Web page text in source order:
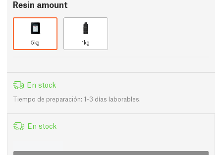
Resin amount
5kg 1kg
En stock
Tiempo de preparación: 1-3 días laborables.
En stock